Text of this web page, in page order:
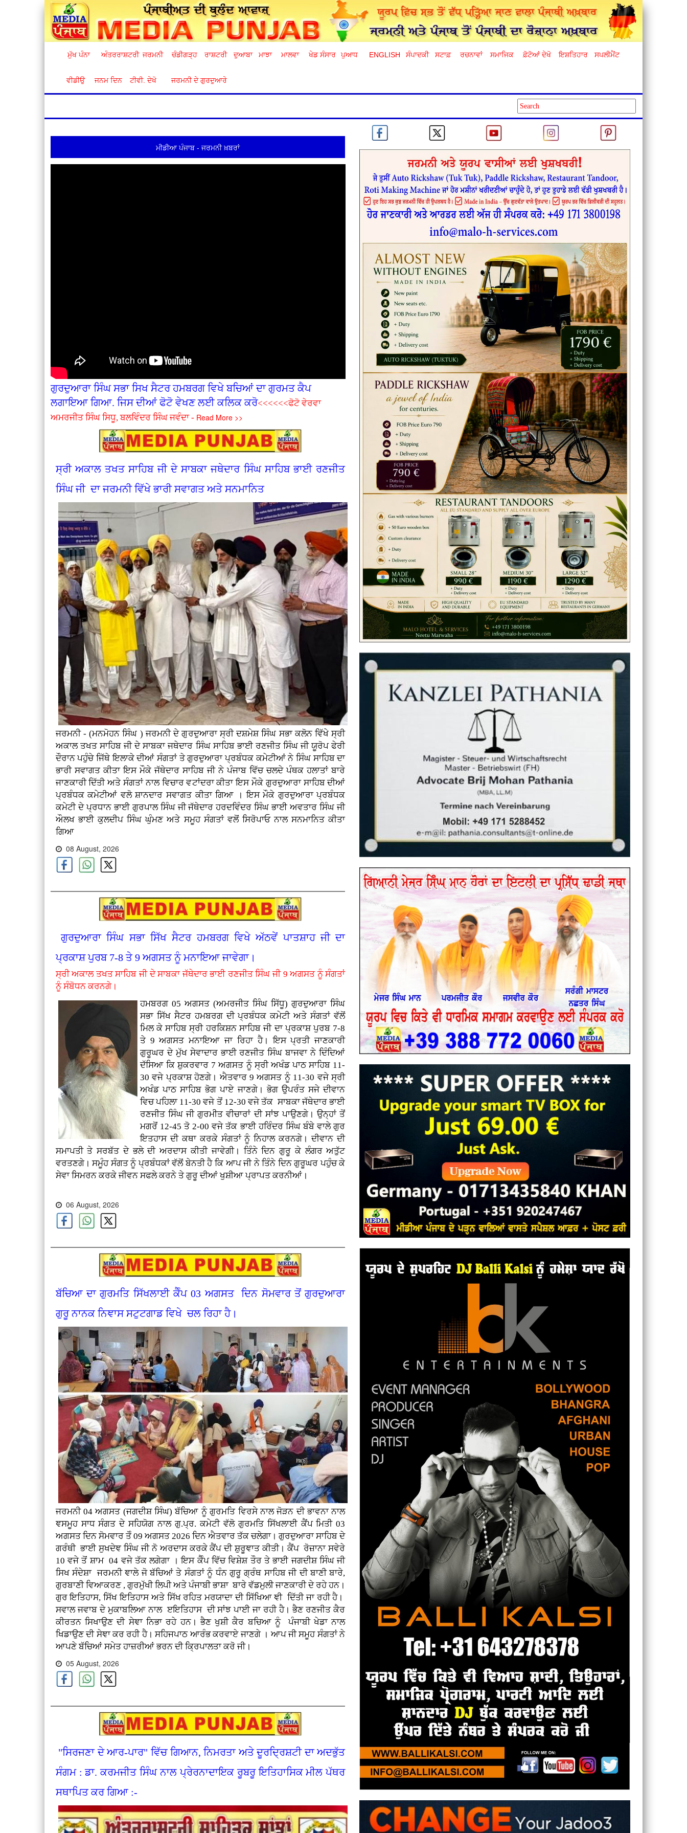
ਮੁੱਖ ਪੰਨਾ ਅੰਤਰਰਾਸ਼ਟਰੀ ਜਰਮਨੀ ਚੰਡੀਗੜ੍ਹ ਰਾਸ਼ਟਰੀ ਦੁਆਬਾ ਮਾਝਾ ਮਾਲਵਾ ਖੇਡ ਸੰਸਾਰ ਪੁਆਧ ENGLISH ਸੰਪਾਦਕੀ ਸਟਾਫ਼ ਰਚਨਾਵਾਂ ਸਮਾਜਿਕ ਫ਼ੋਟੋਆਂ ਦੇਖੋ ਇਸ਼ਤਿਹਾਰ ਸਪਲੀਮੈਂਟ
ਵੀਡੀਉ ਜਨਮ ਦਿਨ ਟੀਵੀ. ਦੇਖੋ ਜਰਮਨੀ ਦੇ ਗੁਰਦੁਆਰੇ
ਮੀਡੀਆ ਪੰਜਾਬ - ਜਰਮਨੀ ਖ਼ਬਰਾਂ
ਗੁਰਦੁਆਰਾ ਸਿੰਘ ਸਭਾ ਸਿਖ ਸੈਟਰ ਹਮਬਰਗ ਵਿਖੇ ਬਚ‌ਿਆਂ ਦਾ ਗੁਰਮਤ ਕੈਪ
ਲਗਾਇਆ ਗਿਆ. ਜਿਸ ਦੀਆਂ ਫੋਟੋ ਵੇਖਣ ਲਈ ਕਲਿਕ ਕਰੋ<<<<<<ਫੋਟੋ ਵੇਰਵਾ
ਅਮਰਜੀਤ ਸਿੰਘ ਸਿਧੂ, ਬਲਵਿੰਦਰ ਸਿੰਘ ਜਵੰਦਾ - Read More >>
ਸ੍ਰੀ ਅਕਾਲ ਤਖਤ ਸਾਹਿਬ ਜੀ ਦੇ ਸਾਬਕਾ ਜਥੇਦਾਰ ਸਿੰਘ ਸਾਹਿਬ ਭਾਈ ਰਣਜੀਤ
ਸਿੰਘ ਜੀ ਦਾ ਜਰਮਨੀ ਵਿੱਖੇ ਭਾਰੀ ਸਵਾਗਤ ਅਤੇ ਸਨਮਾਨਿਤ
ਜਰਮਨੀ - (ਮਨਮੋਹਨ ਸਿੰਘ ) ਜਰਮਨੀ ਦੇ ਗੁਰਦੁਆਰਾ ਸ੍ਰੀ ਦਸ਼ਮੇਸ਼ ਸਿੰਘ ਸਭਾ ਕਲੋਨ ਵਿੱਖੇ ਸ੍ਰੀ
ਅਕਾਲ ਤਖਤ ਸਾਹਿਬ ਜੀ ਦੇ ਸਾਬਕਾ ਜਥੇਦਾਰ ਸਿੰਘ ਸਾਹਿਬ ਭਾਈ ਰਣਜੀਤ ਸਿੰਘ ਜੀ ਯੂਰੋਪ ਫੇਰੀ
ਦੌਰਾਨ ਪਹੁੰਚੇ ਜਿੱਥੇ ਇਲਾਕੇ ਦੀਆਂ ਸੰਗਤਾਂ ਤੇ ਗੁਰਦੁਆਰਾ ਪ੍ਰਬੰਧਕ ਕਮੇਟੀਆਂ ਨੇ ਸਿੰਘ ਸਾਹਿਬ ਦਾ
ਭਾਰੀ ਸਵਾਗਤ ਕੀਤਾ ਇਸ ਮੌਕੇ ਜੱਥੇਦਾਰ ਸਾਹਿਬ ਜੀ ਨੇ ਪੰਜਾਬ ਵਿੱਚ ਚਲਦੇ ਪੰਥਕ ਹਲਾਤਾਂ ਬਾਰੇ
ਜਾਣਕਾਰੀ ਦਿੱਤੀ ਅਤੇ ਸੰਗਤਾਂ ਨਾਲ ਵਿਚਾਰ ਵਟਾਂਦਰਾ ਕੀਤਾ ਇਸ ਮੌਕੇ ਗੁਰਦੁਆਰਾ ਸਾਹਿਬ ਦੀਆਂ
ਪ੍ਰਬੰਧਕ ਕਮੇਟੀਆਂ ਵਲੋ ਸ਼ਾਨਦਾਰ ਸਵਾਗਤ ਕੀਤਾ ਗਿਆ । ਇਸ ਮੌਕੇ ਗੁਰਦੁਆਰਾ ਪ੍ਰਬੰਧਕ
ਕਮੇਟੀ ਦੇ ਪ੍ਰਧਾਨ ਭਾਈ ਗੁਰਪਾਲ ਸਿੰਘ ਜੀ ਜੱਥੇਦਾਰ ਹਰਦਵਿੰਦਰ ਸਿੰਘ ਭਾਈ ਅਵਤਾਰ ਸਿੰਘ ਜੀ
ਔਲਖ ਭਾਈ ਕੁਲਦੀਪ ਸਿੰਘ ਘੁੰਮਣ ਅਤੇ ਸਮੂਹ ਸੰਗਤਾਂ ਵਲੋਂ ਸਿਰੋਪਾਓ ਨਾਲ ਸਨਮਾਨਿਤ ਕੀਤਾ
ਗਿਆ
08 August, 2026
ਗੁਰਦੁਆਰਾ ਸਿੰਘ ਸਭਾ ਸਿੱਖ ਸੈਟਰ ਹਮਬਰਗ ਵਿਖੇ ਅੱਠਵੇਂ ਪਾਤਸ਼ਾਹ ਜੀ ਦਾ
ਪ੍ਰਕਾਸ਼ ਪੁਰਬ 7-8 ਤੇ 9 ਅਗਸਤ ਨੂੰ ਮਨਾਇਆ ਜਾਵੇਗਾ।
ਸ੍ਰੀ ਅਕਾਲ ਤਖਤ ਸਾਹਿਬ ਜੀ ਦੇ ਸਾਬਕਾ ਜੱਥੇਦਾਰ ਭਾਈ ਰਣਜੀਤ ਸਿੰਘ ਜੀ 9 ਅਗਸਤ ਨੂੰ ਸੰਗਤਾਂ
ਨੂੰ ਸੰਬੋਧਨ ਕਰਨਗੇ।
ਹਮਬਰਗ 05 ਅਗਸਤ (ਅਮਰਜੀਤ ਸਿੰਘ ਸਿੱਧੂ) ਗੁਰਦੁਆਰਾ ਸਿੰਘ
ਸਭਾ ਸਿੱਖ ਸੈਟਰ ਹਮਬਰਗ ਦੀ ਪ੍ਰਬੰਧਕ ਕਮੇਟੀ ਅਤੇ ਸੰਗਤਾਂ ਵੱਲੋਂ
ਮਿਲ ਕੇ ਸਾਹਿਬ ਸ੍ਰੀ ਹਰਕਿਸ਼ਨ ਸਾਹਿਬ ਜੀ ਦਾ ਪ੍ਰਕਾਸ਼ ਪੁਰਬ 7-8
ਤੇ 9 ਅਗਸਤ ਮਨਾਇਆ ਜਾ ਰਿਹਾ ਹੈ। ਇਸ ਪ੍ਰਤੀ ਜਾਣਕਾਰੀ
ਗੁਰੂਘਰ ਦੇ ਮੁੱਖ ਸੇਵਾਦਾਰ ਭਾਈ ਰਣਜੀਤ ਸਿੰਘ ਬਾਜਵਾ ਨੇ ਦਿੰਦਿਆਂ
ਦੱਸਿਆ ਕਿ ਸ਼ੁਕਰਵਾਰ 7 ਅਗਸਤ ਨੂੰ ਸ੍ਰੀ ਅਖੰਡ ਪਾਠ ਸਾਹਿਬ 11-
30 ਵਜੇ ਪ੍ਰਕਾਸ਼ ਹੋਣਗੇ। ਐਤਵਾਰ 9 ਅਗਸਤ ਨੂੰ 11-30 ਵਜੇ ਸ੍ਰੀ
ਅਖੰਡ ਪਾਠ ਸਾਹਿਬ ਭੋਗ ਪਾਏ ਜਾਣਗੇ। ਭੋਗ ਉਪਰੰਤ ਸਜੇ ਦੀਵਾਨ
ਵਿਚ ਪਹਿਲਾ 11-30 ਵਜੇ ਤੋਂ 12-30 ਵਜੇ ਤੱਕ ਸਾਬਕਾ ਜੱਥੇਦਾਰ ਭਾਈ
ਰਣਜੀਤ ਸਿੰਘ ਜੀ ਗੁਰਮੀਤ ਵੀਚਾਰਾਂ ਦੀ ਸਾਂਝ ਪਾਉਣਗੇ। ਉਨ੍ਹਾਂ ਤੋਂ
ਮਗਰੋਂ 12-45 ਤੋ 2-00 ਵਜੇ ਤੱਕ ਭਾਈ ਹਰਿੰਦਰ ਸਿੰਘ ਬੰਬੇ ਵਾਲੇ ਗੁਰ
ਇਤਹਾਸ ਦੀ ਕਥਾ ਕਰਕੇ ਸੰਗਤਾਂ ਨੂੰ ਨਿਹਾਲ ਕਰਨਗੇ। ਦੀਵਾਨ ਦੀ
ਸਮਾਪਤੀ ਤੇ ਸਰਬੱਤ ਦੇ ਭਲੇ ਦੀ ਅਰਦਾਸ ਕੀਤੀ ਜਾਵੇਗੀ। ਤਿੰਨੇ ਦਿਨ ਗੁਰੂ ਕੇ ਲੰਗਰ ਅਤੁੱਟ
ਵਰਤਣਗੇ। ਸਮੂੰਹ ਸੰਗਤ ਨੂੰ ਪ੍ਰਬੰਧਕਾਂ ਵੱਲੋਂ ਬੇਨਤੀ ਹੈ ਕਿ ਆਪ ਜੀ ਨੇ ਤਿੰਨੇ ਦਿਨ ਗੁਰੂਘਰ ਪਹੁੰਚ ਕੇ
ਸੇਵਾ ਸਿਮਰਨ ਕਰਕੇ ਜੀਵਨ ਸਫਲੇ ਕਰਨੇ ਤੇ ਗੁਰੂ ਦੀਆਂ ਖੁਸ਼ੀਆ ਪ੍ਰਾਪਤ ਕਰਨੀਆਂ।
06 August, 2026
ਬੱਚਿਆ ਦਾ ਗੁਰਮਤਿ ਸਿੱਖਲਾਈ ਕੈੰਪ 03 ਅਗਸਤ ਦਿਨ ਸੋਮਵਾਰ ਤੋਂ ਗੁਰਦੁਆਰਾ
ਗੁਰੂ ਨਾਨਕ ਨਿਞਾਸ ਸਟੁਟਗਾਡ ਵਿਖੇ ਚਲ ਰਿਹਾ ਹੈ।
ਜਰਮਨੀ04 ਅਗਸਤ (ਜਗਦੀਸ਼ ਸਿੰਘ) ਬੱਚਿਆ ਨੂੰ ਗੁਰਮਤਿ ਵਿਰਸੇ ਨਾਲ ਜੋੜਨ ਦੀ ਭਾਵਨਾ ਨਾਲ
ਞਸਮੂਹ ਸਾਧ ਸੰਗਤ ਦੇ ਸਹਿਯੋਗ ਨਾਲ ਗੁ.ਪ੍ਰ. ਕਮੇਟੀ ਵੱਲੋ ਗੁਰਮਤਿ ਸਿੱਖਲਾਈ ਕੈਂਪ ਮਿਤੀ 03
ਅਗਸਤ ਦਿਨ ਸੋਮਵਾਰ ਤੋੰ 09 ਅਗਸਤ 2026 ਦਿਨ ਐਤਵਾਰ ਤੱਕ ਚਲੇਗਾ। ਗੁਰਦੁਆਰਾ ਸਾਹਿਬ ਦੇ
ਗਰੰਥੀ ਭਾਈ ਸੁਖਦੇਞ ਸਿੰਘ ਜੀ ਨੋ ਅਰਦਾਸ ਕਰਕੇ ਕੈਂਪ ਦੀ ਸ਼ੁਰੂਞਾਤ ਕੀਤੀ। ਕੈਂਪ ਰੋਜ਼ਾਨਾ ਸਵੇਰੇ
10 ਵਜੇ ਤੋਂ ਸ਼ਾਮ 04 ਵਜੇ ਤੱਕ ਲਗੇਗਾ । ਇਸ ਕੈੰਪ ਵਿੱਚ ਵਿਸ਼ੇਸ਼ ਤੌਰ ਤੇ ਭਾਈ ਜਗਦੀਸ਼ ਸਿੰਘ ਜੀ
ਸਿਖ ਸੰਦੇਸ਼ਾ ਜਰਮਨੀ ਞਾਲੇ ਜੋ ਬੱਚਿਆਂ ਤੇ ਸੰਗਤਾਂ ਨੂੰ ਧੰਨ ਗੁਰੂ ਗ੍ਰੰਥ ਸਾਹਿਬ ਜੀ ਦੀ ਬਾਣੀ ਬਾਰੇ,
ਗੁਰਬਾਣੀ ਵਿਆਕਰਣ , ਗੁਰਮੁੱਖੀ ਲਿਪੀ ਅਤੇ ਪੰਜਾਬੀ ਭਾਸ਼ਾ ਬਾਰੇ ਵੱਡਮੁਲੀ ਜਾਣਕਾਰੀ ਦੇ ਰਹੇ ਹਨ।
ਗੁਰ ਇਤਿਹਾਸ, ਸਿੱਖ ਇਤਿਹਾਸ ਅਤੇ ਸਿੱਖ ਰਹਿਤ ਮਰਯਾਦਾ ਦੀ ਸਿੱਖਿਆ ਞੀ ਦਿੱਤੀ ਜਾ ਰਹੀ ਹੈ।
ਸਵਾਲ ਜਵਾਬ ਦੇ ਮੁਕਾਬਲਿਆ ਨਾਲ ੲਇਤਿਹਾਸ ਦੀ ਸਾਂਝ ਪਾਈ ਜਾ ਰਹੀ ਹੈ। ਭੈਣ ਰਣਜੀਤ ਕੈਰ
ਕੀਰਤਨ ਸਿਖਾਉਣ ਦੀ ਸੇਞਾ ਨਿਭਾ ਰਹੇ ਹਨ। ਭੈਣ ਖੁਸ਼ੀ ਕੈਰ ਬਚਿਆ ਨੂੰ ਪੰਜਾਬੀ ਖੇਡਾ ਨਾਲ
ਖਿਡਾਉਣ ਦੀ ਸੇਞਾ ਕਰ ਰਹੀ ਹੈ। ਸਹਿਜਪਾਠ ਆਰੰਭ ਕਰਵਾਏ ਜਾਣਗੇ । ਆਪ ਜੀ ਸਮੂਹ ਸੰਗਤਾਂ ਨੇ
ਆਪਣੇ ਬੱਚਿਆਂ ਸਮੇਤ ਹਾਜ਼ਰੀਆਂ ਭਰਨ ਦੀ ਕ੍ਰਿਪਾਲਤਾ ਕਰੋ ਜੀ।
05 August, 2026
"ਸਿਰਜਣਾ ਦੇ ਆਰ-ਪਾਰ" ਵਿੱਚ ਗਿਆਨ, ਨਿਮਰਤਾ ਅਤੇ ਦੂਰਦ੍ਰਿਸ਼ਟੀ ਦਾ ਅਦਭੁੱਤ
ਸੰਗਮ : ਡਾ. ਕਰਮਜੀਤ ਸਿੰਘ ਨਾਲ ਪ੍ਰੇਰਨਾਦਾਇਕ ਰੂਬਰੂ ਇਤਿਹਾਸਿਕ ਮੀਲ ਪੱਥਰ
ਸਥਾਪਿਤ ਕਰ ਗਿਆ :-